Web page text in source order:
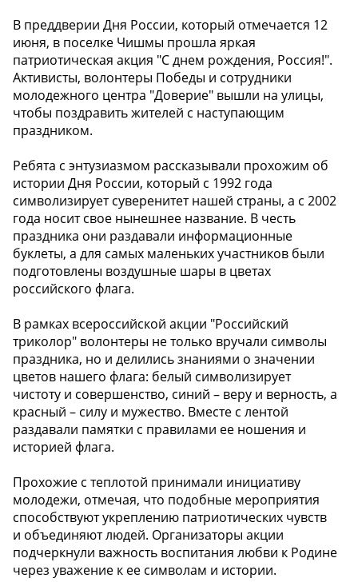
В преддверии Дня России, который отмечается 12
июня, в поселке Чишмы прошла яркая
патриотическая акция "С днем рождения, Россия!".
Активисты, волонтеры Победы и сотрудники
молодежного центра "Доверие" вышли на улицы,
чтобы поздравить жителей с наступающим
праздником.
Ребята с энтузиазмом рассказывали прохожим об
истории Дня России, который с 1992 года
символизирует суверенитет нашей страны, а с 2002
года носит свое нынешнее название. В честь
праздника они раздавали информационные
буклеты, а для самых маленьких участников были
подготовлены воздушные шары в цветах
российского флага.
В рамках всероссийской акции "Российский
триколор" волонтеры не только вручали символы
праздника, но и делились знаниями о значении
цветов нашего флага: белый символизирует
чистоту и совершенство, синий – веру и верность, а
красный – силу и мужество. Вместе с лентой
раздавали памятки с правилами ее ношения и
историей флага.
Прохожие с теплотой принимали инициативу
молодежи, отмечая, что подобные мероприятия
способствуют укреплению патриотических чувств
и объединяют людей. Организаторы акции
подчеркнули важность воспитания любви к Родине
через уважение к ее символам и истории.